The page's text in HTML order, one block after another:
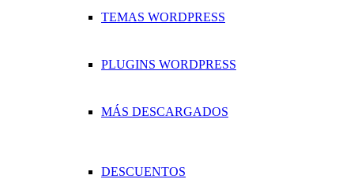
TEMAS WORDPRESS
PLUGINS WORDPRESS
MÁS DESCARGADOS
DESCUENTOS